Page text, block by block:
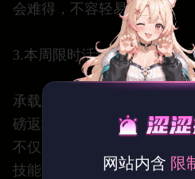
会难得，不容轻易错过。
3.本周限时活动：起源神器-
承载上古神力的顶级神器，
磅返场！作为承载上古神力
不仅能为角色带来海量属性
技能，让你的战力如虎添翼
网站内含 限